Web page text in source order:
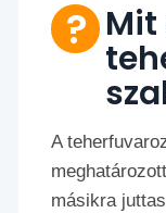
A
másikra